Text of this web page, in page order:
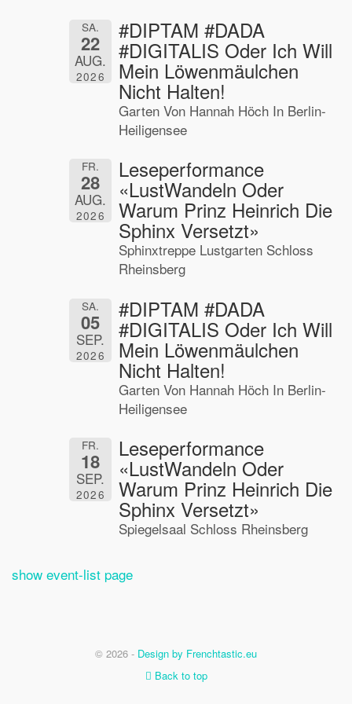
SA.
22
AUG.
2026
#DIPTAM #DADA
#DIGITALIS Oder Ich Will
Mein Löwenmäulchen
Nicht Halten!
Garten Von Hannah Höch In Berlin-
Heiligensee
FR.
28
AUG.
2026
Leseperformance
«LustWandeln Oder
Warum Prinz Heinrich Die
Sphinx Versetzt»
Sphinxtreppe Lustgarten Schloss
Rheinsberg
SA.
05
SEP.
2026
#DIPTAM #DADA
#DIGITALIS Oder Ich Will
Mein Löwenmäulchen
Nicht Halten!
Garten Von Hannah Höch In Berlin-
Heiligensee
FR.
18
SEP.
2026
Leseperformance
«LustWandeln Oder
Warum Prinz Heinrich Die
Sphinx Versetzt»
Spiegelsaal Schloss Rheinsberg
show event-list page
© 2026 - Design by Frenchtastic.eu
Back to top